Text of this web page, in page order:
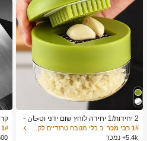
2 יחידות/1 יחידה לוחץ שום ידני וטحان -
כלי מטבח רב-תכליתי, ניתן להשתמש לקי
צוץ, פריסה וטחינה, מתאים לבית, מסעד
1# רבי מכר
5.4k+ נמכר
1# רבי מכר
600+